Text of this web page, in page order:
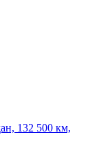
132 500 км,